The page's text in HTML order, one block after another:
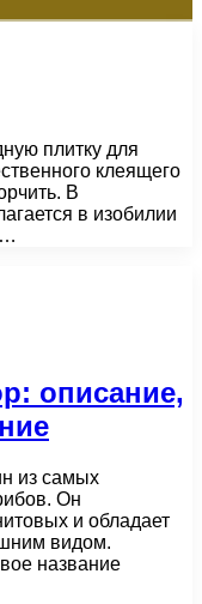
плитку для
клеящего
В
в изобилии
…
описание,
из самых
Он
и обладает
видом.
название